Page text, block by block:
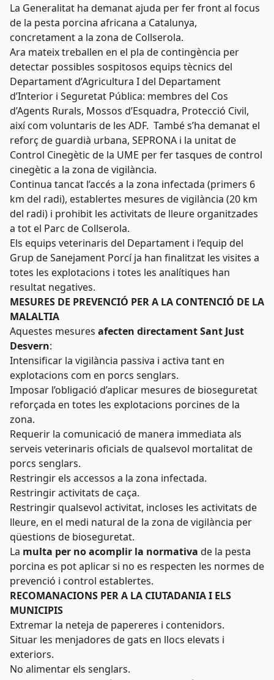
La Generalitat ha demanat ajuda per fer front al focus
de la pesta porcina africana a Catalunya,
concretament a la zona de Collserola.
Ara mateix treballen en el pla de contingència per
detectar possibles sospitosos equips tècnics del
Departament d’Agricultura I del Departament
d’Interior i Seguretat Pública: membres del Cos
d’Agents Rurals, Mossos d’Esquadra, Protecció Civil,
així com voluntaris de les ADF. També s’ha demanat el
reforç de guardià urbana, SEPRONA i la unitat de
Control Cinegètic de la UME per fer tasques de control
cinegètic a la zona de vigilància.
Continua tancat l’accés a la zona infectada (primers 6
km del radi), establertes mesures de vigilància (20 km
del radi) i prohibit les activitats de lleure organitzades
a tot el Parc de Collserola.
Els equips veterinaris del Departament i l’equip del
Grup de Sanejament Porcí ja han finalitzat les visites a
totes les explotacions i totes les analítiques han
resultat negatives.
MESURES DE PREVENCIÓ PER A LA CONTENCIÓ DE LA
MALALTIA
Aquestes mesures afecten directament Sant Just
Desvern:
Intensificar la vigilància passiva i activa tant en
explotacions com en porcs senglars.
Imposar l’obligació d’aplicar mesures de bioseguretat
reforçada en totes les explotacions porcines de la
zona.
Requerir la comunicació de manera immediata als
serveis veterinaris oficials de qualsevol mortalitat de
porcs senglars.
Restringir els accessos a la zona infectada.
Restringir activitats de caça.
Restringir qualsevol activitat, incloses les activitats de
lleure, en el medi natural de la zona de vigilància per
qüestions de bioseguretat.
La multa per no acomplir la normativa de la pesta
porcina es pot aplicar si no es respecten les normes de
prevenció i control establertes.
RECOMANACIONS PER A LA CIUTADANIA I ELS
MUNICIPIS
Extremar la neteja de papereres i contenidors.
Situar les menjadores de gats en llocs elevats i
exteriors.
No alimentar els senglars.